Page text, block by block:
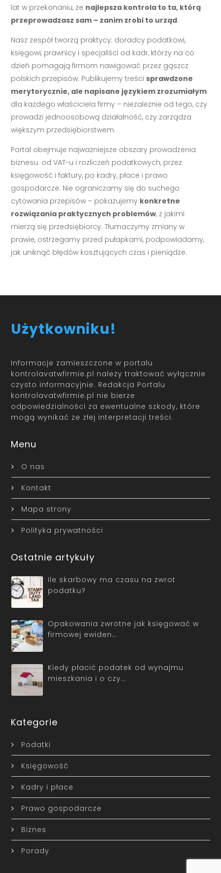
lat w przekonaniu, że najlepsza kontrola to ta, którą
przeprowadzasz sam – zanim zrobi to urząd.
Nasz zespół tworzą praktycy: doradcy podatkowi,
księgowi, prawnicy i specjaliści od kadr, którzy na co
dzień pomagają firmom nawigować przez gąszcz
polskich przepisów. Publikujemy treści sprawdzone
merytorycznie, ale napisane językiem zrozumiałym
dla każdego właściciela firmy – niezależnie od tego, czy
prowadzi jednoosobową działalność, czy zarządza
większym przedsiębiorstwem.
Portal obejmuje najważniejsze obszary prowadzenia
biznesu: od VAT-u i rozliczeń podatkowych, przez
księgowość i faktury, po kadry, płace i prawo
gospodarcze. Nie ograniczamy się do suchego
cytowania przepisów – pokazujemy konkretne
rozwiązania praktycznych problemów, z jakimi
mierzą się przedsiębiorcy. Tłumaczymy zmiany w
prawie, ostrzegamy przed pułapkami, podpowiadamy,
jak uniknąć błędów kosztujących czas i pieniądze.
Użytkowniku!
Informacje zamieszczone w portalu
kontrolavatwfirmie.pl należy traktować wyłącznie
czysto informacyjnie. Redakcja Portalu
kontrolavatwfirmie.pl nie bierze
odpowiedzialności za ewentualne szkody, które
mogą wynikać ze złej interpretacji treści.
Menu
O nas
Kontakt
Mapa strony
Polityka prywatności
Ostatnie artykuły
Ile skarbowy ma czasu na zwrot
podatku?
Opakowania zwrotne jak księgować w
firmowej ewiden…
Kiedy płacić podatek od wynajmu
mieszkania i o czy…
Kategorie
Podatki
Księgowość
Kadry i płace
Prawo gospodarcze
Biznes
Porady